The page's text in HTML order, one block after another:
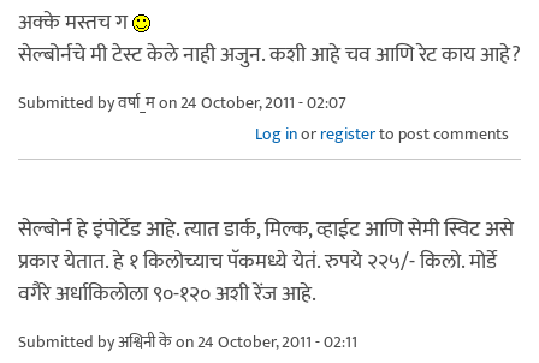
अक्के मस्तच ग
सेल्बोर्नचे मी टेस्ट केले नाही अजुन. कशी आहे चव आणि रेट काय आहे?
Submitted byवर्षा_मon 24 October, 2011 - 02:07
Log inorregisterto post comments
सेल्बोर्न हे इंपोर्टेड आहे. त्यात डार्क, मिल्क, व्हाईट आणि सेमी स्विट असे
प्रकार येतात. हे १ किलोच्याच पॅकमध्ये येतं. रुपये २२५/- किलो. मोर्डे
वगैरे अर्धाकिलोला ९०-१२० अशी रेंज आहे.
Submitted byअश्विनी केon 24 October, 2011 - 02:11